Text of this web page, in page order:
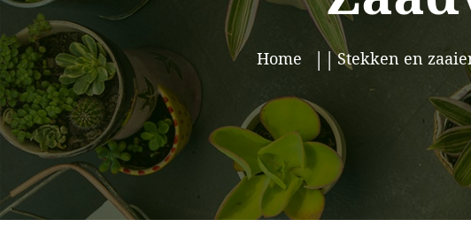
Home Stekken en